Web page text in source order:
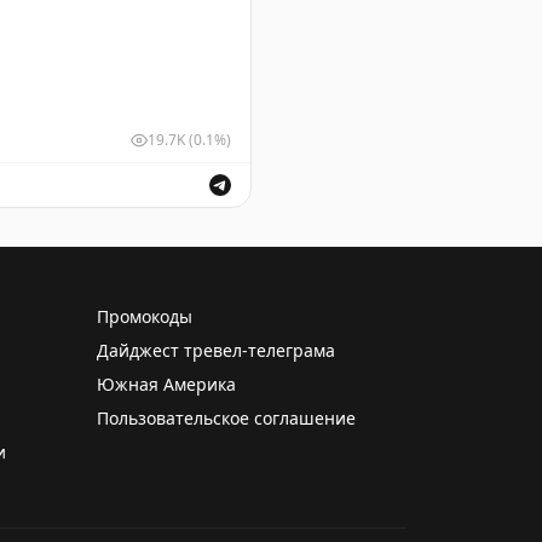
19.7K(0.1%)
Промокоды
Дайджест тревел-телеграма
Южная Америка
Пользовательское соглашение